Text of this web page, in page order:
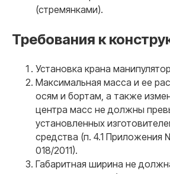
(стремянками).
Требования к
Установка крана
Максимальная масса и ее
осям и бортам, а также
центра масс не должны
установленных
средства (п. 4.1
018/2011).
Габаритная ширина не